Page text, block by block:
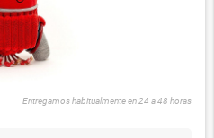
Entregamos habitualmente en 24 a 48 horas